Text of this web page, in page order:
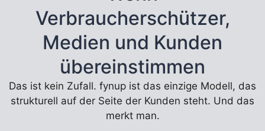
Verbraucherschützer,
Medien und Kunden
übereinstimmen
Das ist kein Zufall. fynup ist das einzige Modell, das
strukturell auf der Seite der Kunden steht. Und das
merkt man.